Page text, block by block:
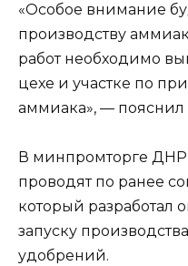
«Особое внимание
производству
работ необходимо
цехе и участке по
аммиака», — пояснил
В минпромторге ДНР
проводят по ранее
который разработал
запуску
удобрений.